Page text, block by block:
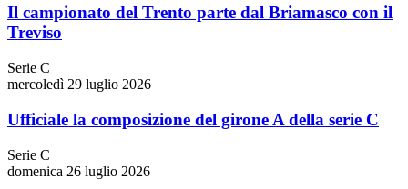
Il campionato del Trento parte dal Briamasco con il
Treviso
Serie C
mercoledì 29 luglio 2026
Ufficiale la composizione del girone A della serie C
Serie C
domenica 26 luglio 2026